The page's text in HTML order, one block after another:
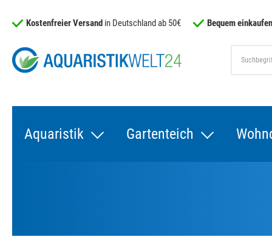
Kostenfreier Versand in Deutschland ab 50€ Bequem
Aquaristik Gartenteich